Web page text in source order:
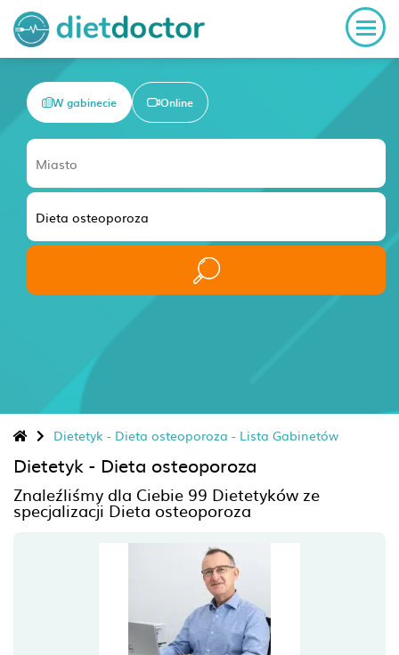
W gabinecie Online
Dietetyk - Dieta osteoporoza - Lista Gabinetów
Dietetyk - Dieta osteoporoza
Znaleźliśmy dla Ciebie 99 Dietetyków ze
specjalizacji Dieta osteoporoza